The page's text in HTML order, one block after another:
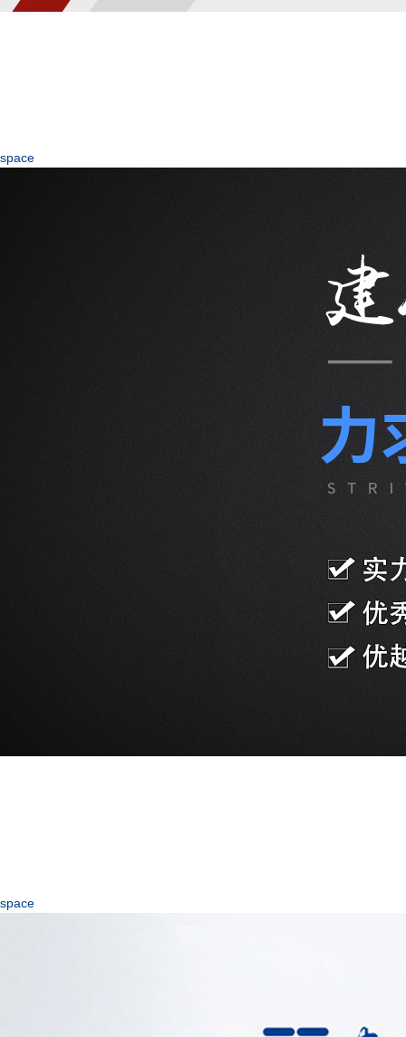
space
space